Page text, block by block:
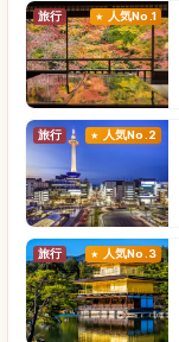
旅行 人気No.1
旅行 人気No.2
旅行 人気No.3